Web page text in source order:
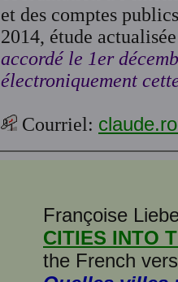
et des comptes
2014, étude
accordé le 1er
électroniquement
Courriel:
Françoise
CITIES INTO
the French